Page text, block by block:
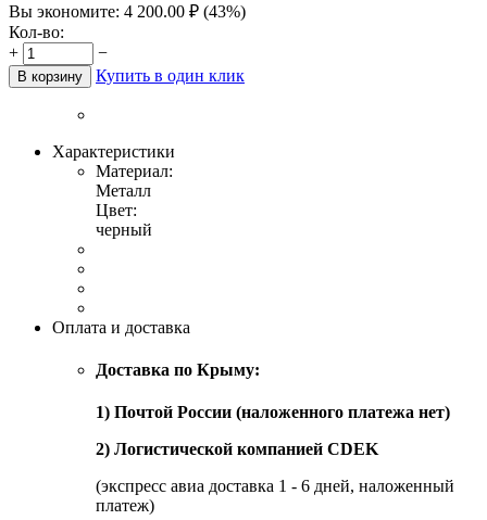
Вы экономите: 4 200.00 ₽ (43%)
Кол-во:
+
−
В корзину Купить в один клик
Характеристики
Материал:
Металл
Цвет:
черный
Оплата и доставка
Доставка по Крыму:
1) Почтой России (наложенного платежа нет)
2) Логистической компанией CDEK
(экспресс авиа доставка 1 - 6 дней, наложенный
платеж)